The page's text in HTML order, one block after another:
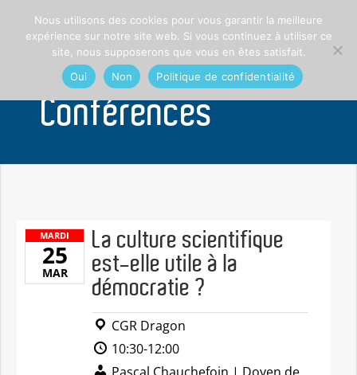
Conférences
MARDI
25
MAR
La culture scientifique
est-elle utile à la
démocratie ?
CGR Dragon
10:30-12:00
Nous utilisons des cookies pour vous garantir la meilleure
expérience sur notre site web. Si vous continuez à utiliser ce
site, nous supposerons que vous en êtes satisfait.
Oui
Non Politique de confidentialité